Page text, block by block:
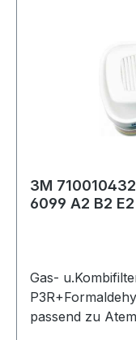
3M
6099 A2 B2
Gas-
passend zu